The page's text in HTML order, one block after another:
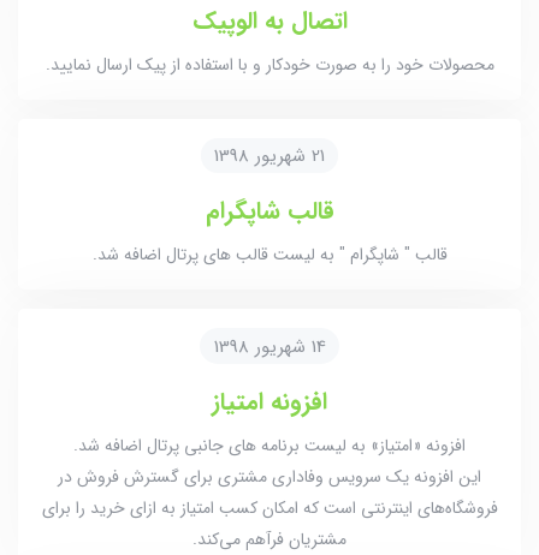
اتصال به الوپیک
محصولات خود را به صورت خودکار و با استفاده از پیک ارسال نمایید.
21 شهریور 1398
قالب شاپگرام
قالب " شاپگرام " به لیست قالب های پرتال اضافه شد.
14 شهریور 1398
افزونه امتیاز
افزونه «امتیاز» به لیست برنامه های جانبی پرتال اضافه شد.
این افزونه یک سرویس وفاداری مشتری برای گسترش فروش در
فروشگاه‌های اینترنتی است که امکان کسب امتیاز به ازای خرید را برای
مشتریان فرآهم می‌کند.